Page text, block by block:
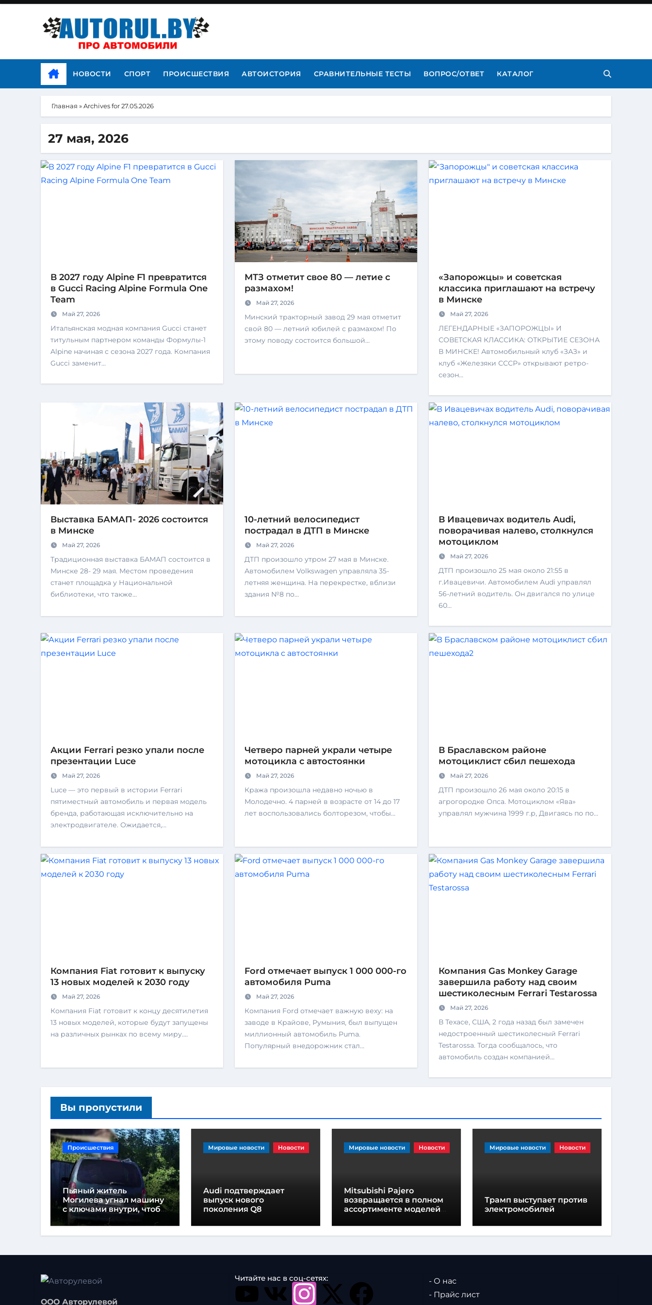
НОВОСТИ СПОРТ ПРОИСШЕСТВИЯ АВТОИСТОРИЯ СРАВНИТЕЛЬНЫЕ ТЕСТЫ ВОПРОС/ОТВЕТ КАТАЛОГ
Главная »Archives for 27.05.2026
27 мая, 2026
В 2027 году Alpine F1 превратится
в Gucci Racing Alpine Formula One
Team
Май 27, 2026
Итальянская модная компания Gucci станет
титульным партнером команды Формулы-1
Alpine начиная с сезона 2027 года. Компания
Gucci заменит…
МТЗ отметит свое 80 — летие с
размахом!
Май 27, 2026
Минский тракторный завод 29 мая отметит
свой 80 — летний юбилей с размахом! По
этому поводу состоится большой…
«Запорожцы» и советская
классика приглашают на встречу
в Минске
Май 27, 2026
ЛЕГЕНДАРНЫЕ «ЗАПОРОЖЦЫ» И
СОВЕТСКАЯ КЛАССИКА: ОТКРЫТИЕ СЕЗОНА
В МИНСКЕ! Автомобильный клуб «ЗАЗ» и
клуб «Железяки СССР» открывают ретро-
сезон…
Выставка БАМАП- 2026 состоится
в Минске
Май 27, 2026
Традиционная выставка БАМАП состоится в
Минске 28- 29 мая. Местом проведения
станет площадка у Национальной
библиотеки, что также…
10-летний велосипедист
пострадал в ДТП в Минске
Май 27, 2026
ДТП произошло утром 27 мая в Минске.
Автомобилем Volkswagen управляла 35-
летняя женщина. На перекрестке, вблизи
здания №8 по…
В Ивацевичах водитель Audi,
поворачивая налево, столкнулся
мотоциклом
Май 27, 2026
ДТП произошло 25 мая около 21:55 в
г.Ивацевичи. Автомобилем Audi управлял
56-летний водитель. Он двигался по улице
60…
Акции Ferrari резко упали после
презентации Luce
Май 27, 2026
Luce — это первый в истории Ferrari
пятиместный автомобиль и первая модель
бренда, работающая исключительно на
электродвигателе. Ожидается,…
Четверо парней украли четыре
мотоцикла с автостоянки
Май 27, 2026
Кража произошла недавно ночью в
Молодечно. 4 парней в возрасте от 14 до 17
лет воспользовались болторезом, чтобы…
В Браславском районе
мотоциклист сбил пешехода
Май 27, 2026
ДТП произошло 26 мая около 20:15 в
агрогородке Опса. Мотоциклом «Ява»
управлял мужчина 1999 г.р, Двигаясь по по…
Компания Fiat готовит к выпуску
13 новых моделей к 2030 году
Май 27, 2026
Компания Fiat готовит к концу десятилетия
13 новых моделей, которые будут запущены
на различных рынках по всему миру.…
Ford отмечает выпуск 1 000 000-го
автомобиля Puma
Май 27, 2026
Компания Ford отмечает важную веху: на
заводе в Крайове, Румыния, был выпущен
миллионный автомобиль Puma.
Популярный внедорожник стал…
Компания Gas Monkey Garage
завершила работу над своим
шестиколесным Ferrari Testarossa
Май 27, 2026
В Техасе, США, 2 года назад был замечен
недостроенный шестиколесный Ferrari
Testarossa. Тогда сообщалось, что
автомобиль создан компанией…
Вы пропустили
Происшествия
Пьяный житель
Могилева угнал машину
с ключами внутри, чтобы
«подъехать» до дома
Мировые новости Новости
Audi подтверждает
выпуск нового
поколения Q8
Мировые новости Новости
Mitsubishi Pajero
возвращается в полном
ассортименте моделей
Мировые новости Новости
Трамп выступает против
электромобилей
ООО Авторулевой
Читайте нас в соц-сетях:
- О нас
- Прайс лист